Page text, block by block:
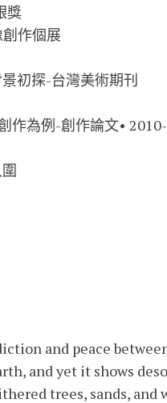
獎
作個展
初探-台灣美術期刊
作為例-創作論文•
and peace
and yet it shows
trees, sands,